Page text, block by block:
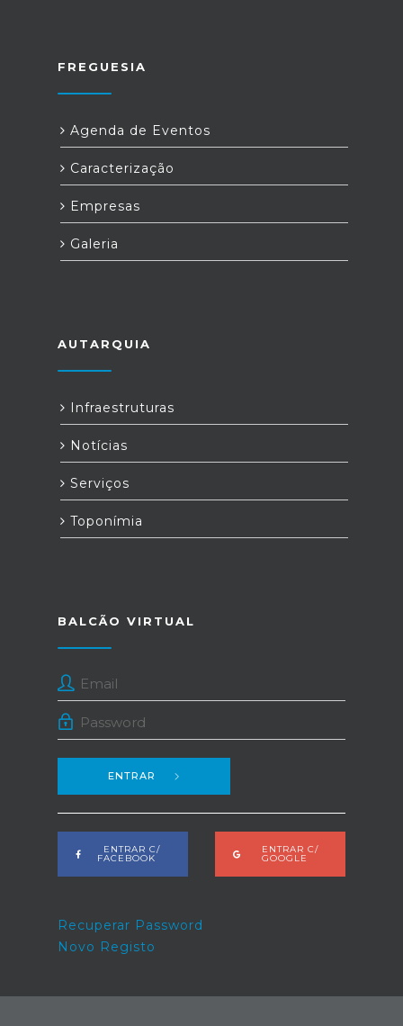
FREGUESIA
Agenda de Eventos
Caracterização
Empresas
Galeria
AUTARQUIA
Infraestruturas
Notícias
Serviços
Toponímia
BALCÃO VIRTUAL
ENTRAR
ENTRAR C/
FACEBOOK
ENTRAR C/
GOOGLE
Recuperar Password
Novo Registo